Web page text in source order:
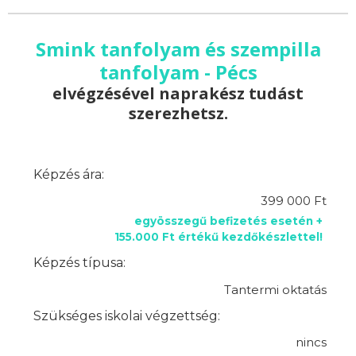
Smink tanfolyam és szempilla
tanfolyam - Pécs
elvégzésével naprakész tudást
szerezhetsz.
Képzés ára:
399 000 Ft
egyösszegű befizetés esetén +
155.000 Ft értékű kezdőkészlettel!
Képzés típusa:
Tantermi oktatás
Szükséges iskolai végzettség:
nincs